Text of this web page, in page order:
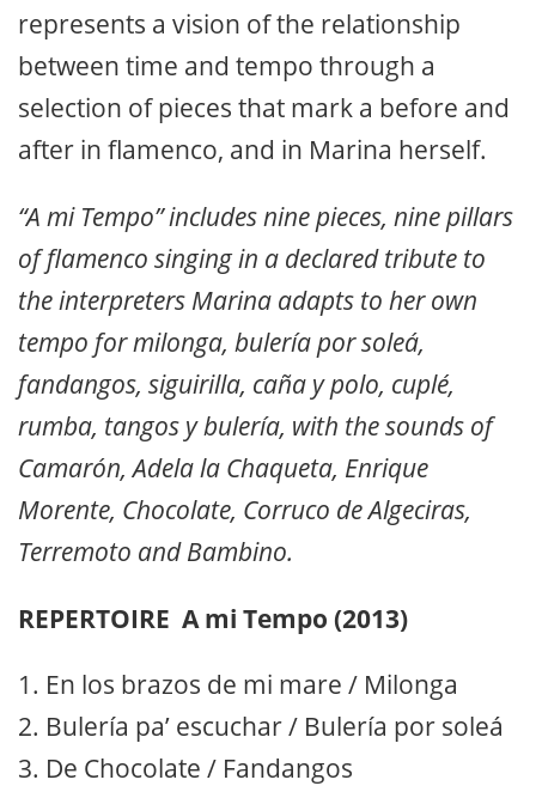
represents a vision of the relationship
between time and tempo through a
selection of pieces that mark a before and
after in flamenco, and in Marina herself.
“A mi Tempo” includes nine pieces, nine pillars
of flamenco singing in a declared tribute to
the interpreters Marina adapts to her own
tempo for milonga, bulería por soleá,
fandangos, siguirilla, caña y polo, cuplé,
rumba, tangos y bulería, with the sounds of
Camarón, Adela la Chaqueta, Enrique
Morente, Chocolate, Corruco de Algeciras,
Terremoto and Bambino.
REPERTOIRE A mi Tempo (2013)
1. En los brazos de mi mare / Milonga
2. Bulería pa’ escuchar / Bulería por soleá
3. De Chocolate / Fandangos